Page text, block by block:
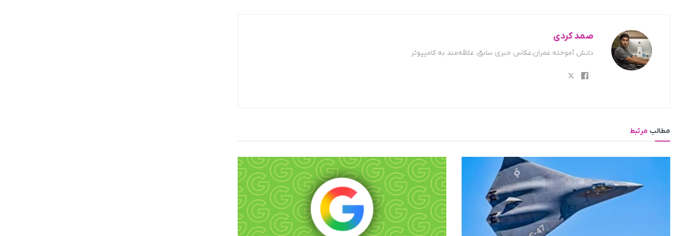
صمد کردی
دانش آموخته عمران،عکاس خبری سابق، علاقه‌مند به کامپیوتر
مطالب مرتبط